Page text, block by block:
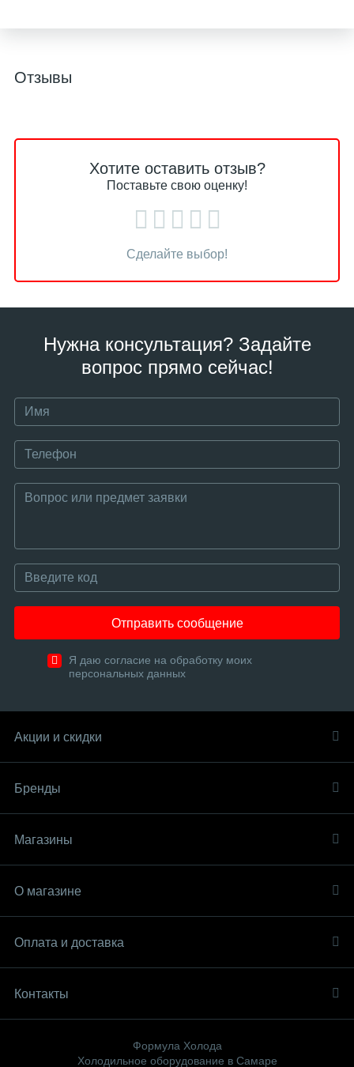
Отзывы
Хотите оставить отзыв?
Поставьте свою оценку!
Сделайте выбор!
Нужна консультация? Задайте
вопрос прямо сейчас!
Отправить сообщение
Я даю согласие на обработку моих
персональных данных
Акции и скидки
Бренды
Магазины
О магазине
Оплата и доставка
Контакты
Формула Холода
Холодильное оборудование в Самаре